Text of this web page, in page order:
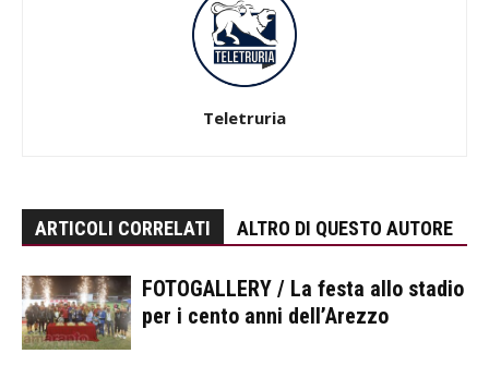
Teletruria
ARTICOLI CORRELATI ALTRO DI QUESTO AUTORE
FOTOGALLERY / La festa allo stadio
per i cento anni dell’Arezzo